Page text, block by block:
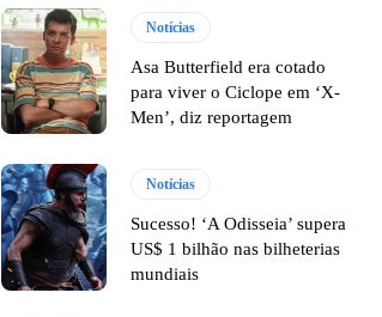
Notícias
Asa Butterfield era cotado
para viver o Ciclope em ‘X-
Men’, diz reportagem
Notícias
Sucesso! ‘A Odisseia’ supera
US$ 1 bilhão nas bilheterias
mundiais